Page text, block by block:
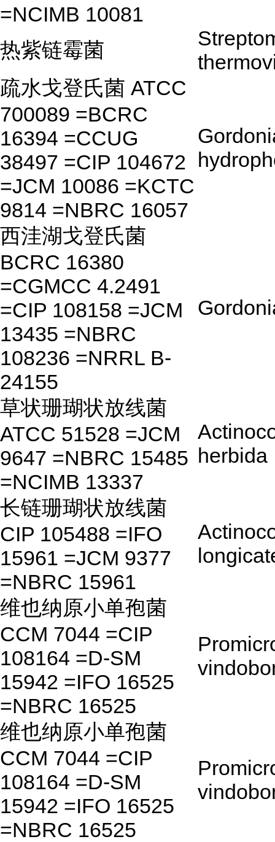
=NCIMB 10081
热紫链霉菌
疏水戈登氏菌 ATCC
700089 =BCRC
16394 =CCUG
38497 =CIP 104672
=JCM 10086 =KCTC
9814 =NBRC 16057
西洼湖戈登氏菌
BCRC 16380
=CGMCC 4.2491
=CIP 108158 =JCM
13435 =NBRC
108236 =NRRL B-
24155
草状珊瑚状放线菌
ATCC 51528 =JCM
9647 =NBRC 15485
=NCIMB 13337
herbida
长链珊瑚状放线菌
CIP 105488 =IFO
15961 =JCM 9377
=NBRC 15961
维也纳原小单孢菌
CCM 7044 =CIP
108164 =D-SM
15942 =IFO 16525
=NBRC 16525
维也纳原小单孢菌
CCM 7044 =CIP
108164 =D-SM
15942 =IFO 16525
=NBRC 16525